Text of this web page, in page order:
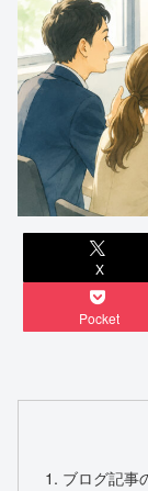
X
Pocket
ブログ記事